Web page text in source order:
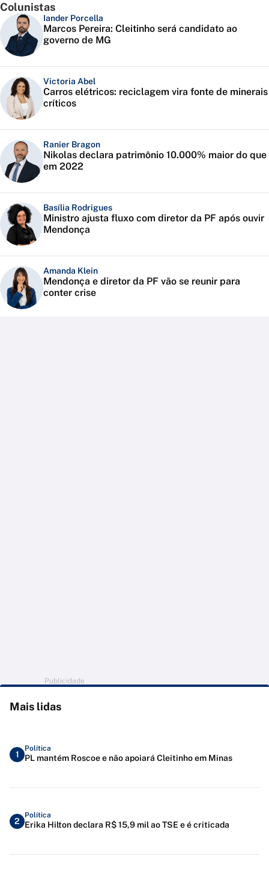
Colunistas
Iander Porcella
Marcos Pereira: Cleitinho será candidato ao
governo de MG
Victoria Abel
Carros elétricos: reciclagem vira fonte de minerais
críticos
Ranier Bragon
Nikolas declara patrimônio 10.000% maior do que
em 2022
Basília Rodrigues
Ministro ajusta fluxo com diretor da PF após ouvir
Mendonça
Amanda Klein
Mendonça e diretor da PF vão se reunir para
conter crise
Publicidade
Mais lidas
1
Política
PL mantém Roscoe e não apoiará Cleitinho em Minas
2
Política
Erika Hilton declara R$ 15,9 mil ao TSE e é criticada